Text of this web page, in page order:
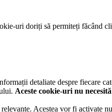
uri doriți să permiteți făcând
detaliate despre fiecare
Aceste cookie-uri nu
Acestea vor fi activate